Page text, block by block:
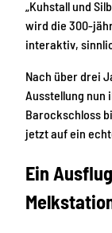
„Kuhstall und
wird die 300-
interaktiv,
Nach über drei
Ausstellung nun
Barockschloss
jetzt auf ein
Ein